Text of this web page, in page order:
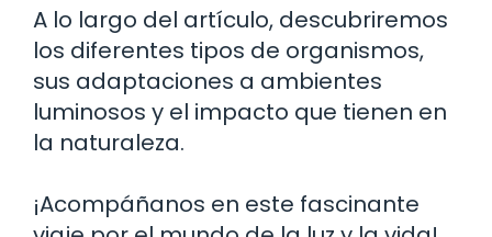
A lo largo del artículo, descubriremos
los diferentes tipos de organismos,
sus adaptaciones a ambientes
luminosos y el impacto que tienen en
la naturaleza.
¡Acompáñanos en este fascinante